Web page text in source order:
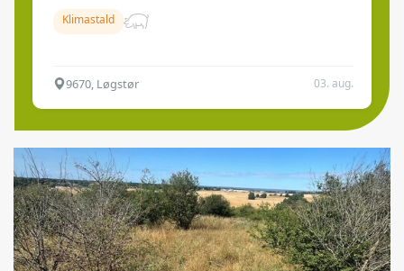
Klimastald
9670, Løgstør 03. aug.